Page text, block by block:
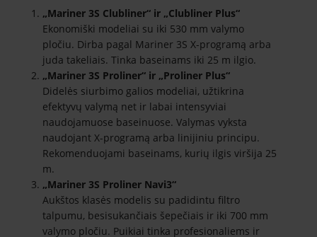
„Mariner 3S Clubliner“ ir „Clubliner Plus“
Ekonomiški modeliai su iki 530 mm valymo
pločiu. Dirba pagal Mariner 3S X-programą arba
juda takeliais. Tinka baseinams iki 25 m ilgio.
„Mariner 3S Proliner“ ir „Proliner Plus“
Didelės siurbimo galios modeliai, užtikrina
efektyvų valymą net ir labai intensyviai
naudojamuose baseinuose. Valymas vyksta
naudojant X-programą arba linijiniu principu.
Rekomenduojami baseinams, kurių ilgis viršija 25
m.
„Mariner 3S Proliner Navi3“
Aukštos klasės modelis su padidintu filtro
talpumu, besisukančiais šepečiais ir iki 700 mm
valymo pločiu. Puikiai tinka profesionaliems ir